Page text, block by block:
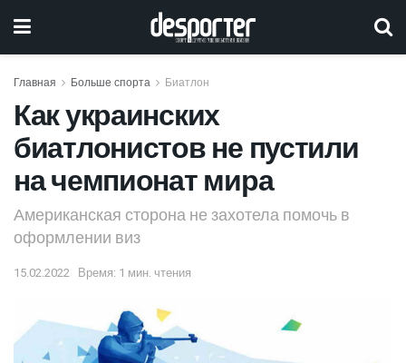
Главная Больше спорта Биатлон
Как украинских
биатлонистов не пустили
на чемпионат мира
Американская сторона не захотела помочь в
оформлении виз
15.02.2022 Время: 1 мин. чтения